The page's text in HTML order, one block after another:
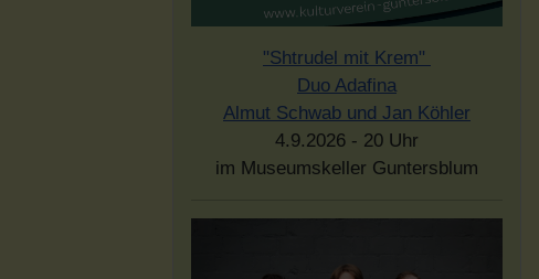
"Shtrudel mit Krem"
Duo Adafina
Almut Schwab und Jan Köhler
4.9.2026 - 20 Uhr
im Museumskeller Guntersblum